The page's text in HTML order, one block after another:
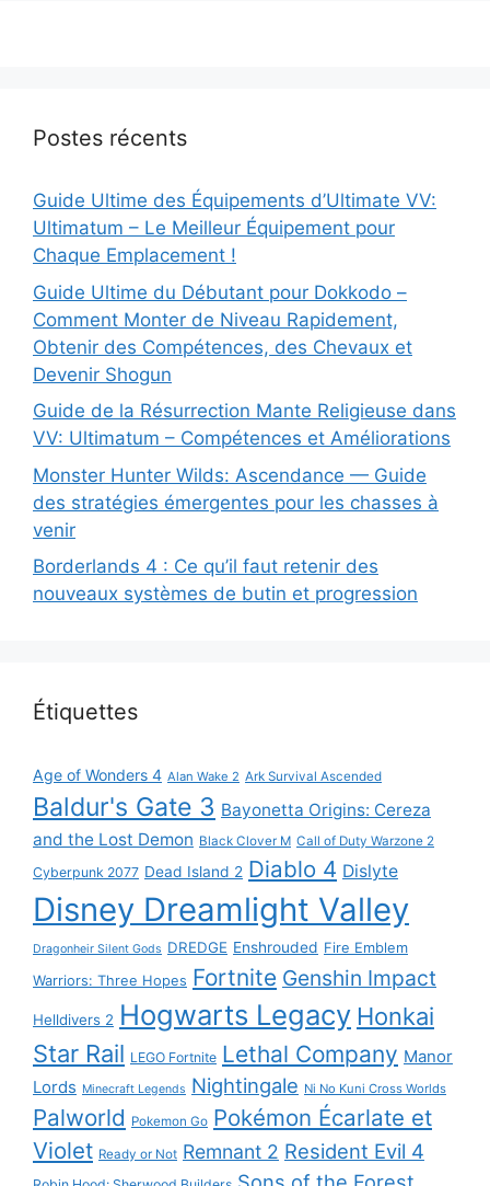
Postes récents
Guide Ultime des Équipements d’Ultimate VV:
Ultimatum – Le Meilleur Équipement pour
Chaque Emplacement !
Guide Ultime du Débutant pour Dokkodo –
Comment Monter de Niveau Rapidement,
Obtenir des Compétences, des Chevaux et
Devenir Shogun
Guide de la Résurrection Mante Religieuse dans
VV: Ultimatum – Compétences et Améliorations
Monster Hunter Wilds: Ascendance — Guide
des stratégies émergentes pour les chasses à
venir
Borderlands 4 : Ce qu’il faut retenir des
nouveaux systèmes de butin et progression
Étiquettes
Age of Wonders 4 Alan Wake 2 Ark Survival Ascended
Baldur's Gate 3 Bayonetta Origins: Cereza
and the Lost Demon Black Clover M Call of Duty Warzone 2
Cyberpunk 2077 Dead Island 2 Diablo 4 Dislyte
Disney Dreamlight Valley
Dragonheir Silent Gods DREDGE Enshrouded Fire Emblem
Warriors: Three Hopes Fortnite Genshin Impact
Helldivers 2 Hogwarts Legacy Honkai
Star Rail LEGO Fortnite Lethal Company Manor
Lords Minecraft Legends Nightingale Ni No Kuni Cross Worlds
Palworld Pokemon Go Pokémon Écarlate et
Violet Ready or Not Remnant 2 Resident Evil 4